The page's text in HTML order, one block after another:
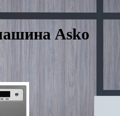
Asko